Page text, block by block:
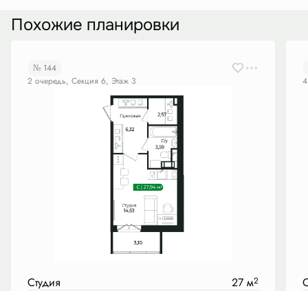
Похожие планировки
№ 144
2 очередь, Секция 6, Этаж 3
Студия 27 м2